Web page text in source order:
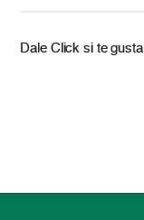
Dale Click si te gusta